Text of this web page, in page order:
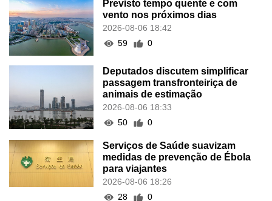
Previsto tempo quente e com
vento nos próximos dias
2026-08-06 18:42
59
0
Deputados discutem simplificar
passagem transfronteiriça de
animais de estimação
2026-08-06 18:33
50
0
Serviços de Saúde suavizam
medidas de prevenção de Ébola
para viajantes
2026-08-06 18:26
28
0